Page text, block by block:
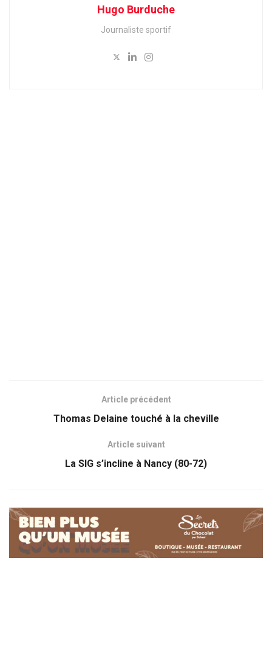
Hugo Burduche
Journaliste sportif
Article précédent
Thomas Delaine touché à la cheville
Article suivant
La SIG s’incline à Nancy (80-72)